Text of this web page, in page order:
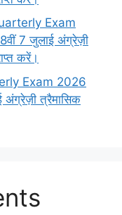
Exam
7 जुलाई अंग्रेज़ी
करें।
Exam 2026
अंग्रेज़ी त्रैमासिक